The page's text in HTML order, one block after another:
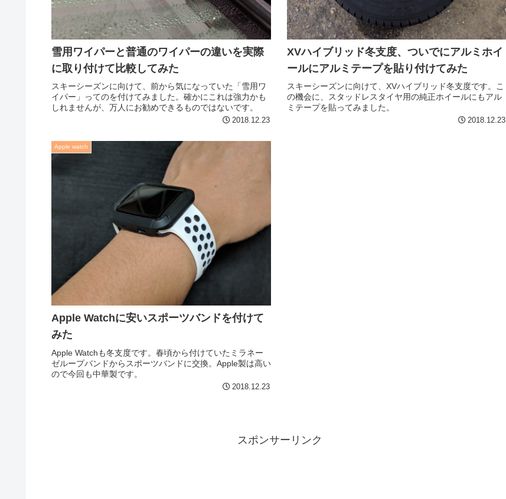
雪用ワイパーと普通のワイパーの違いを実際
に取り付けて比較してみた
スキーシーズンに向けて、前から気になっていた「雪用ワ
イパー」ってのを付けてみました。確かにこれは強力かも
しれませんが、万人にお勧めできるものではないです。
2018.12.23
XVハイブリッド冬支度、ついでにアルミホイ
ールにアルミテープを貼り付けてみた
スキーシーズンに向けて、XVハイブリッド冬支度です。こ
の機会に、スタッドレスタイヤ用の純正ホイールにもアル
ミテープを貼ってみました。
2018.12.23
Apple watch
Apple Watchに安いスポーツバンドを付けて
みた
Apple Watchも冬支度です。春頃から付けていたミラネー
ゼループバンドからスポーツバンドに交換。Apple製は高い
ので今回も中華製です。
2018.12.23
スポンサーリンク